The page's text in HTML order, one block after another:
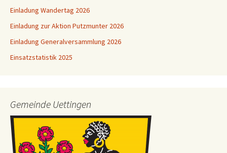
Einladung Wandertag 2026
Einladung zur Aktion Putzmunter 2026
Einladung Generalversammlung 2026
Einsatzstatistik 2025
Gemeinde Uettingen